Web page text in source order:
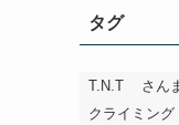
タグ
T.N.T さん
クライミング